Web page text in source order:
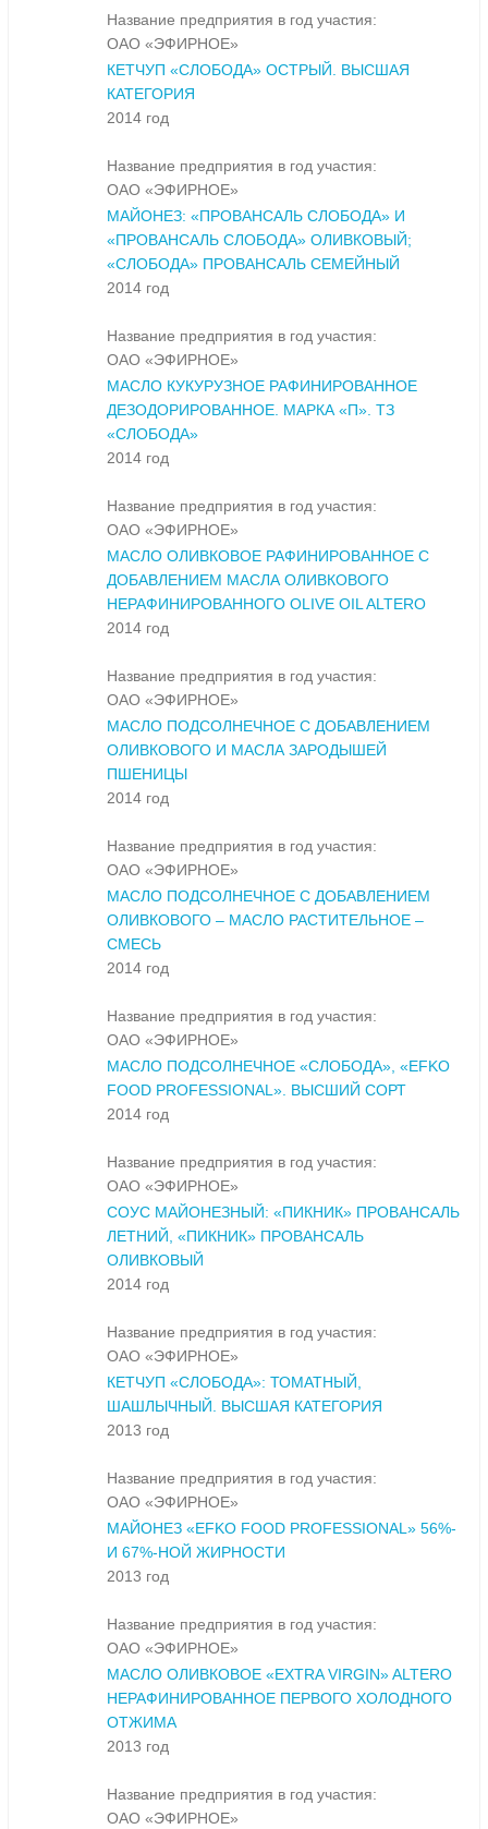
Название предприятия в год участия:
ОАО «ЭФИРНОЕ»
КЕТЧУП «СЛОБОДА» ОСТРЫЙ. ВЫСШАЯ
КАТЕГОРИЯ
2014 год
Название предприятия в год участия:
ОАО «ЭФИРНОЕ»
МАЙОНЕЗ: «ПРОВАНСАЛЬ СЛОБОДА» И
«ПРОВАНСАЛЬ СЛОБОДА» ОЛИВКОВЫЙ;
«СЛОБОДА» ПРОВАНСАЛЬ СЕМЕЙНЫЙ
2014 год
Название предприятия в год участия:
ОАО «ЭФИРНОЕ»
МАСЛО КУКУРУЗНОЕ РАФИНИРОВАННОЕ
ДЕЗОДОРИРОВАННОЕ. МАРКА «П». ТЗ
«СЛОБОДА»
2014 год
Название предприятия в год участия:
ОАО «ЭФИРНОЕ»
МАСЛО ОЛИВКОВОЕ РАФИНИРОВАННОЕ С
ДОБАВЛЕНИЕМ МАСЛА ОЛИВКОВОГО
НЕРАФИНИРОВАННОГО OLIVE OIL ALTERO
2014 год
Название предприятия в год участия:
ОАО «ЭФИРНОЕ»
МАСЛО ПОДСОЛНЕЧНОЕ С ДОБАВЛЕНИЕМ
ОЛИВКОВОГО И МАСЛА ЗАРОДЫШЕЙ
ПШЕНИЦЫ
2014 год
Название предприятия в год участия:
ОАО «ЭФИРНОЕ»
МАСЛО ПОДСОЛНЕЧНОЕ С ДОБАВЛЕНИЕМ
ОЛИВКОВОГО – МАСЛО РАСТИТЕЛЬНОЕ –
СМЕСЬ
2014 год
Название предприятия в год участия:
ОАО «ЭФИРНОЕ»
МАСЛО ПОДСОЛНЕЧНОЕ «СЛОБОДА», «EFKO
FOOD PROFESSIONAL». ВЫСШИЙ СОРТ
2014 год
Название предприятия в год участия:
ОАО «ЭФИРНОЕ»
СОУС МАЙОНЕЗНЫЙ: «ПИКНИК» ПРОВАНСАЛЬ
ЛЕТНИЙ, «ПИКНИК» ПРОВАНСАЛЬ
ОЛИВКОВЫЙ
2014 год
Название предприятия в год участия:
ОАО «ЭФИРНОЕ»
КЕТЧУП «СЛОБОДА»: ТОМАТНЫЙ,
ШАШЛЫЧНЫЙ. ВЫСШАЯ КАТЕГОРИЯ
2013 год
Название предприятия в год участия:
ОАО «ЭФИРНОЕ»
МАЙОНЕЗ «EFKO FOOD PROFESSIONAL» 56%-
И 67%-НОЙ ЖИРНОСТИ
2013 год
Название предприятия в год участия:
ОАО «ЭФИРНОЕ»
МАСЛО ОЛИВКОВОЕ «EXTRA VIRGIN» ALTERO
НЕРАФИНИРОВАННОЕ ПЕРВОГО ХОЛОДНОГО
ОТЖИМА
2013 год
Название предприятия в год участия:
ОАО «ЭФИРНОЕ»